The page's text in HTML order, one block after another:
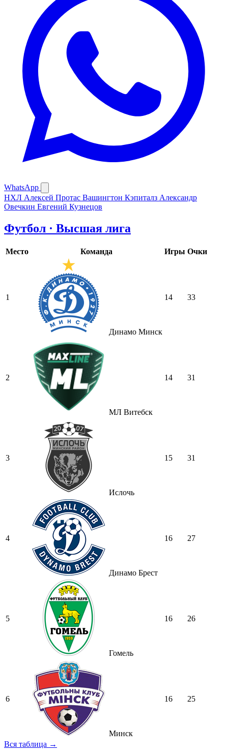
WhatsApp
НХЛ Алексей Протас Вашингтон Кэпиталз Александр
Овечкин Евгений Кузнецов
Футбол · Высшая лига
Место Команда Игры Очки
1
Динамо Минск
14 33
2
МЛ Витебск
14 31
3
Ислочь
15 31
4
Динамо Брест
16 27
5
Гомель
16 26
6
Минск
16 25
Вся таблица →